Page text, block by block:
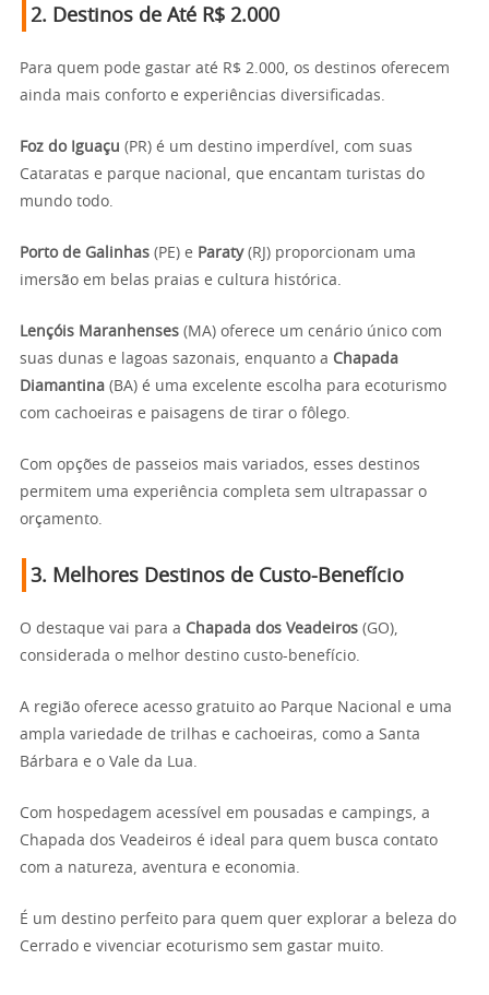
2. Destinos de Até R$ 2.000
Para quem pode gastar até R$ 2.000, os destinos oferecem
ainda mais conforto e experiências diversificadas.
Foz do Iguaçu (PR) é um destino imperdível, com suas
Cataratas e parque nacional, que encantam turistas do
mundo todo.
Porto de Galinhas (PE) e Paraty(RJ) proporcionam uma
imersão em belas praias e cultura histórica.
Lençóis Maranhenses (MA) oferece um cenário único com
suas dunas e lagoas sazonais, enquanto a Chapada
Diamantina (BA) é uma excelente escolha para ecoturismo
com cachoeiras e paisagens de tirar o fôlego.
Com opções de passeios mais variados, esses destinos
permitem uma experiência completa sem ultrapassar o
orçamento.
3. Melhores Destinos de Custo-Benefício
O destaque vai para a Chapada dos Veadeiros (GO),
considerada o melhor destino custo-benefício.
A região oferece acesso gratuito ao Parque Nacional e uma
ampla variedade de trilhas e cachoeiras, como a Santa
Bárbara e o Vale da Lua.
Com hospedagem acessível em pousadas e campings, a
Chapada dos Veadeiros é ideal para quem busca contato
com a natureza, aventura e economia.
É um destino perfeito para quem quer explorar a beleza do
Cerrado e vivenciar ecoturismo sem gastar muito.